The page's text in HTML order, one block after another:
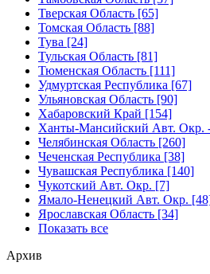
Тверская Область [65]
Томская Область [88]
Тува [24]
Тульская Область [81]
Тюменская Область [111]
Удмуртская Республика [67]
Ульяновская Область [90]
Хабаровский Край [154]
Ханты-Мансийский Авт. Окр.
Челябинская Область [260]
Чеченская Республика [38]
Чувашская Республика [140]
Чукотский Авт. Окр. [7]
Ямало-Ненецкий Авт. Окр.
Ярославская Область [34]
Показать все
Архив